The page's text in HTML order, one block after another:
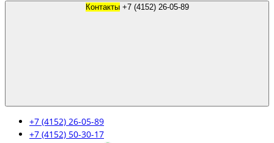
Контакты +7 (4152) 26-05-89
+7 (4152) 26-05-89
+7 (4152) 50-30-17